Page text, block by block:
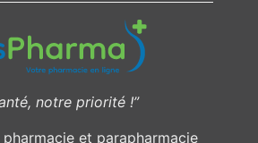
notre priorité !”
et parapharmacie